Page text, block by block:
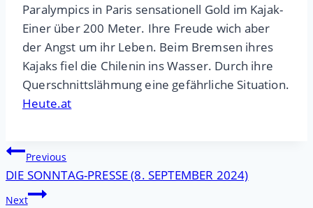
Paralympics in Paris sensationell Gold im Kajak-
Einer über 200 Meter. Ihre Freude wich aber
der Angst um ihr Leben. Beim Bremsen ihres
Kajaks fiel die Chilenin ins Wasser. Durch ihre
Querschnittslähmung eine gefährliche Situation.
Heute.at
Beitragsnavigation
Previous
DIE SONNTAG-PRESSE (8. SEPTEMBER 2024)
Next